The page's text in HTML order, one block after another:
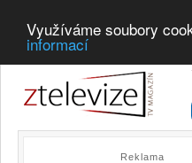
Využíváme soubory
informací
Reklama